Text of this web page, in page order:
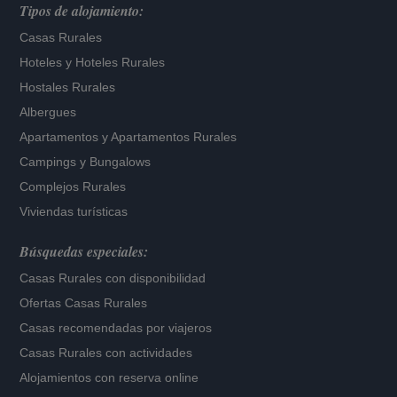
Tipos de alojamiento:
Casas Rurales
Hoteles y Hoteles Rurales
Hostales Rurales
Albergues
Apartamentos yApartamentos Rurales
Campings y Bungalows
Complejos Rurales
Viviendas turísticas
Búsquedas especiales:
Casas Rurales con disponibilidad
Ofertas Casas Rurales
Casas recomendadas por viajeros
Casas Rurales con actividades
Alojamientos con reserva online